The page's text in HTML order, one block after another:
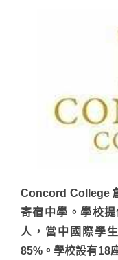
Concord College
寄宿中學。學校
人，當中國際學
85%。學校設有18